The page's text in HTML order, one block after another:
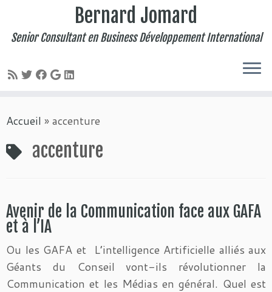
au
Bernard Jomard
Senior Consultant en Business Développement International
Accueil »accenture
accenture
Avenir de la Communication face aux GAFA
et à l’IA
Ou les GAFA et L’intelligence Artificielle alliés aux
Géants du Conseil vont-ils révolutionner la
Communication et les Médias en général. Quel est